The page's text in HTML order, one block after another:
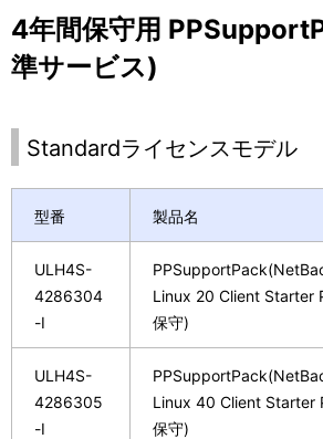
い
ま
。
4年間保守用
準サービス)
Standardライセンスモデル
型番 製品名
ULH4S-
4286304
-I
Linux 20 Client Starter
保守)
ULH4S-
4286305
-I
Linux 40 Client Starter
保守)